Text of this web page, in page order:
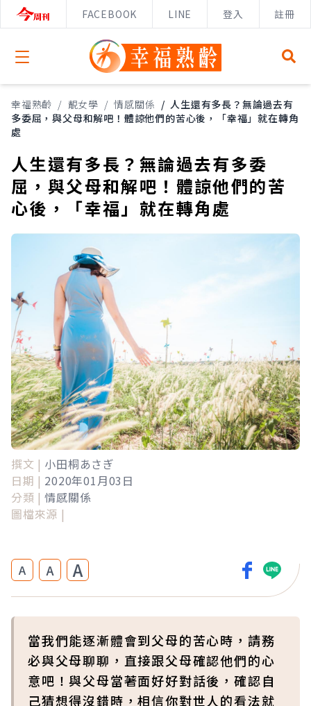
FACEBOOK LINE 登入 註冊
Open menu
幸福熟齡 / 靚女學 / 情感關係 / 人生還有多長？無論過去有
多委屈，與父母和解吧！體諒他們的苦心後，「幸福」就在轉角
處
人生還有多長？無論過去有多委
屈，與父母和解吧！體諒他們的苦
心後，「幸福」就在轉角處
撰文 | 小田桐あさぎ
日期 | 2020年01月03日
分類 | 情感關係
圖檔來源 |
A A A
當我們能逐漸體會到父母的苦心時，請務
必與父母聊聊，直接跟父母確認他們的心
意吧！與父母當著面好好對話後，確認自
己猜想得沒錯時，相信你對世人的看法就